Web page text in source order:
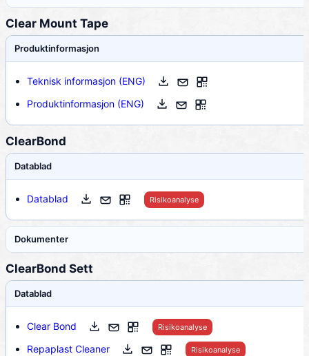
Clear Mount Tape
Produktinformasjon
Teknisk informasjon (ENG)
Produktinformasjon (ENG)
ClearBond
Datablad
Datablad Risikoanalyse
Dokumenter
ClearBond Sett
Datablad
Clear Bond Risikoanalyse
Repaplast Cleaner Risikoanalyse